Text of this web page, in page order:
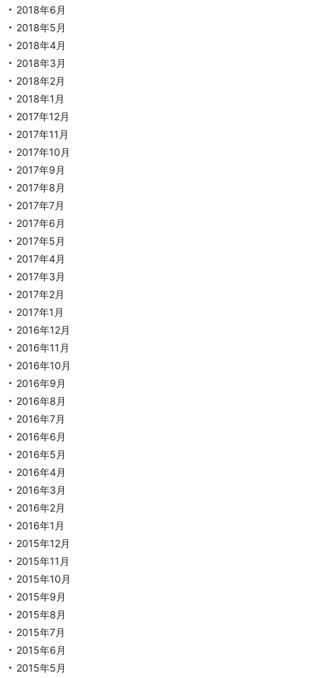
2018年6月
2018年5月
2018年4月
2018年3月
2018年2月
2018年1月
2017年12月
2017年11月
2017年10月
2017年9月
2017年8月
2017年7月
2017年6月
2017年5月
2017年4月
2017年3月
2017年2月
2017年1月
2016年12月
2016年11月
2016年10月
2016年9月
2016年8月
2016年7月
2016年6月
2016年5月
2016年4月
2016年3月
2016年2月
2016年1月
2015年12月
2015年11月
2015年10月
2015年9月
2015年8月
2015年7月
2015年6月
2015年5月